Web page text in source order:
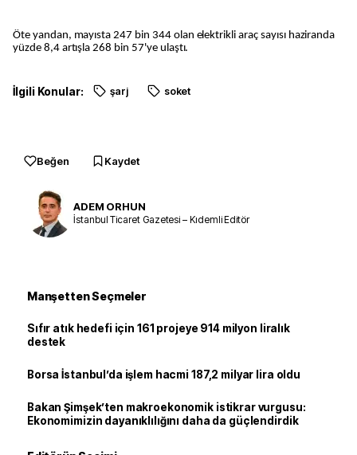
Öte yandan, mayısta 247 bin 344 olan elektrikli araç sayısı haziranda
yüzde 8,4 artışla 268 bin 57'ye ulaştı.
İlgili Konular: şarj soket
Beğen Kaydet
ADEM ORHUN
İstanbul Ticaret Gazetesi – Kıdemli Editör
Manşetten Seçmeler
Sıfır atık hedefi için 161 projeye 914 milyon liralık
destek
Borsa İstanbul’da işlem hacmi 187,2 milyar lira oldu
Bakan Şimşek’ten makroekonomik istikrar vurgusu:
Ekonomimizin dayanıklılığını daha da güçlendirdik